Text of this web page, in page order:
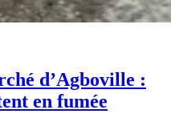
d’Agboville :
en fumée